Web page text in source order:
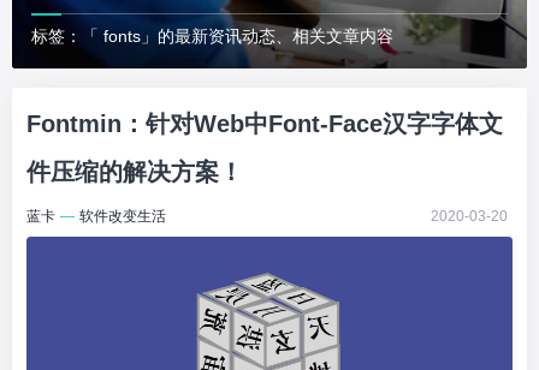
标签：「 fonts」的最新资讯动态、相关文章内容
Fontmin：针对Web中Font-Face汉字字体文
件压缩的解决方案！
蓝卡 — 软件改变生活 2020-03-20